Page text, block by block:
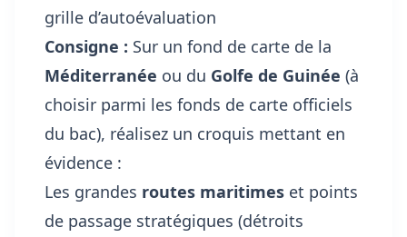
grille d’autoévaluation
Consigne : Sur un fond de carte de la
Méditerranée ou du Golfe de Guinée (à
choisir parmi les fonds de carte officiels
du bac), réalisez un croquis mettant en
évidence :
Les grandes routes maritimes et points
de passage stratégiques (détroits